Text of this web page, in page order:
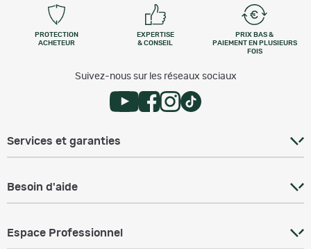
PROTECTION
ACHETEUR
EXPERTISE
& CONSEIL
PRIX BAS &
PAIEMENT EN PLUSIEURS
FOIS
Suivez-nous sur les réseaux sociaux
Services et garanties
Besoin d'aide
Espace Professionnel